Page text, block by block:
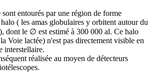
entourés par une région de forme
( les amas globulaires y orbitent autour du
dont le ∅ est estimé à 300 000 al. Ce halo
Voie lactée) n'est pas directement visible en
interstellaire.
réalisée au moyen de détecteurs